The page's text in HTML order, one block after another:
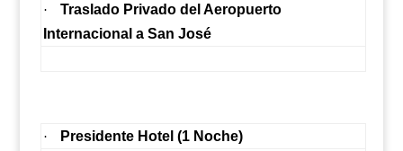
·
Traslado Privado del Aeropuerto
Internacional a San José
·
Presidente Hotel (1 Noche)